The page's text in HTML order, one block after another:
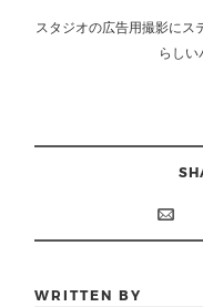
スタジオの広告用撮影にス
らしい
WRITTEN BY